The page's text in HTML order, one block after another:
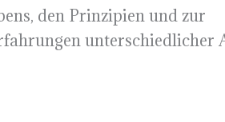
den Prinzipien und zur
unterschiedlicher